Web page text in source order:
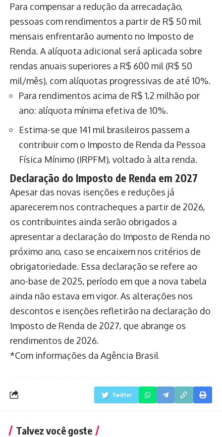
Para compensar a redução da arrecadação,
pessoas com rendimentos a partir de R$ 50 mil
mensais enfrentarão aumento no Imposto de
Renda. A alíquota adicional será aplicada sobre
rendas anuais superiores a R$ 600 mil (R$ 50
mil/mês), com alíquotas progressivas de até 10%.
Para rendimentos acima de R$ 1,2 milhão por
ano: alíquota mínima efetiva de 10%.
Estima-se que 141 mil brasileiros passem a
contribuir com o Imposto de Renda da Pessoa
Física Mínimo (IRPFM), voltado à alta renda.
Declaração do Imposto de Renda em 2027
Apesar das novas isenções e reduções já
aparecerem nos contracheques a partir de 2026,
os contribuintes ainda serão obrigados a
apresentar a declaração do Imposto de Renda no
próximo ano, caso se encaixem nos critérios de
obrigatoriedade. Essa declaração se refere ao
ano-base de 2025, período em que a nova tabela
ainda não estava em vigor. As alterações nos
descontos e isenções refletirão na declaração do
Imposto de Renda de 2027, que abrange os
rendimentos de 2026.
*Com informações da Agência Brasil
Twitter
Talvez você goste